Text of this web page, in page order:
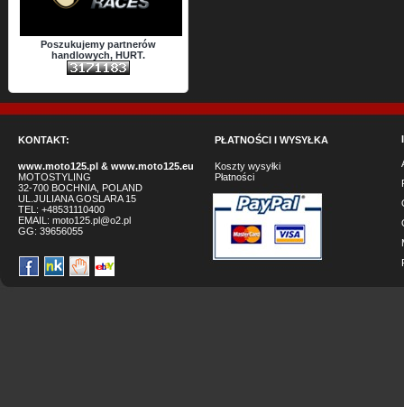
Poszukujemy partnerów
handlowych, HURT.
KONTAKT:
www.moto125.pl & www.moto125.eu
MOTOSTYLING
32-700 BOCHNIA, POLAND
UL.JULIANA GOSLARA 15
TEL: +48531110400
EMAIL: moto125.pl@o2.pl
GG: 39656055
PŁATNOŚCI I WYSYŁKA
Koszty wysyłki
Płatności